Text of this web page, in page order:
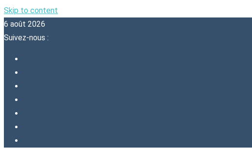
Skip to content
6 août 2026
Suivez-nous :